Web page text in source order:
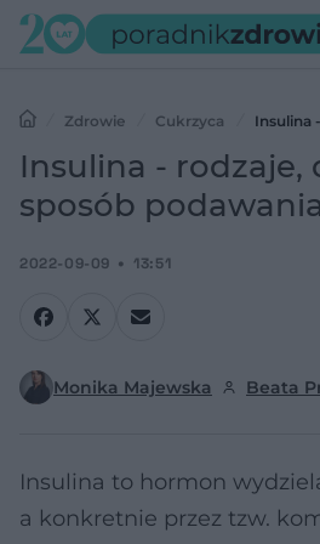
Zdrowie Cukrzyca
Insulina
podawania
Insulina - rodzaje,
sposób podawania
2022-09-09 13:51
Monika Majewska Beata
Insulina to hormon
a konkretnie przez tzw.